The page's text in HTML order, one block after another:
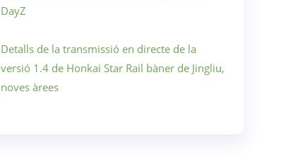
DayZ
Detalls de la transmissió en directe de la
versió 1.4 de Honkai Star Rail bàner de Jingliu,
noves àrees